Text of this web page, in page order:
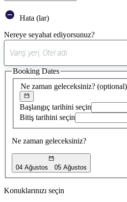
Hata (lar)
Nereye seyahat ediyorsunuz?
öneri
Ne zaman geleceksiniz? (optional)
Başlangıç tarihini seçin
Bitiş tarihini seçin
Ne zaman geleceksiniz?
04 Ağustos 05 Ağustos
Booking Dates
Konuklarınızı seçin